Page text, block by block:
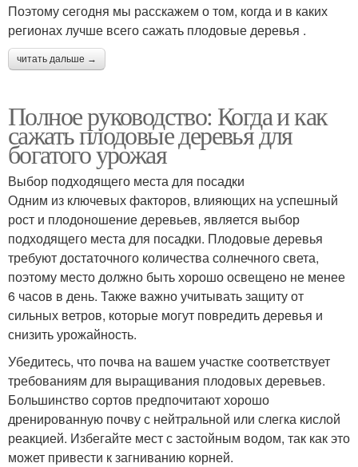
Поэтому сегодня мы расскажем о том, когда и в каких
регионах лучше всего сажать плодовые деревья .
читать дальше →
Полное руководство: Когда и как
сажать плодовые деревья для
богатого урожая
Выбор подходящего места для посадки
Одним из ключевых факторов, влияющих на успешный
рост и плодоношение деревьев, является выбор
подходящего места для посадки. Плодовые деревья
требуют достаточного количества солнечного света,
поэтому место должно быть хорошо освещено не менее
6 часов в день. Также важно учитывать защиту от
сильных ветров, которые могут повредить деревья и
снизить урожайность.
Убедитесь, что почва на вашем участке соответствует
требованиям для выращивания плодовых деревьев.
Большинство сортов предпочитают хорошо
дренированную почву с нейтральной или слегка кислой
реакцией. Избегайте мест с застойным водом, так как это
может привести к загниванию корней.